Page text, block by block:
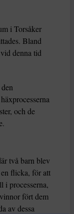
i Torsåker
Bland
denna tid
och de
två barn blev
flicka, för att
i processerna,
fört dem
av dessa